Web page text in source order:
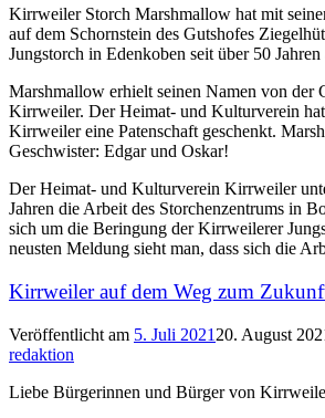
Kirrweiler Storch Marshmallow hat mit
auf dem Schornstein des Gutshofes
Jungstorch in Edenkoben seit über 50 Jahren
Marshmallow erhielt seinen Namen von der
Kirrweiler. Der Heimat- und Kulturverein
Kirrweiler eine Patenschaft geschenkt.
Geschwister: Edgar und Oskar!
Der Heimat- und Kulturverein Kirrweiler
Jahren die Arbeit des Storchenzentrums in
sich um die Beringung der Kirrweilerer
neusten Meldung sieht man, dass sich die
Kirrweiler auf dem Weg zum
Veröffentlicht am 5. Juli 2021 20. August
redaktion
Liebe Bürgerinnen und Bürger von